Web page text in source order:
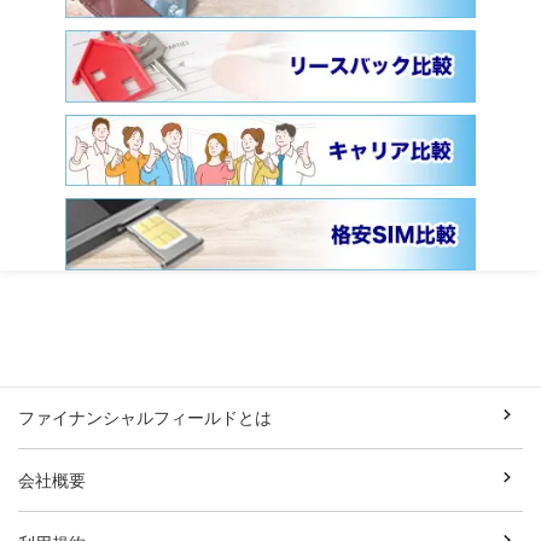
ファイナンシャルフィールドとは
会社概要